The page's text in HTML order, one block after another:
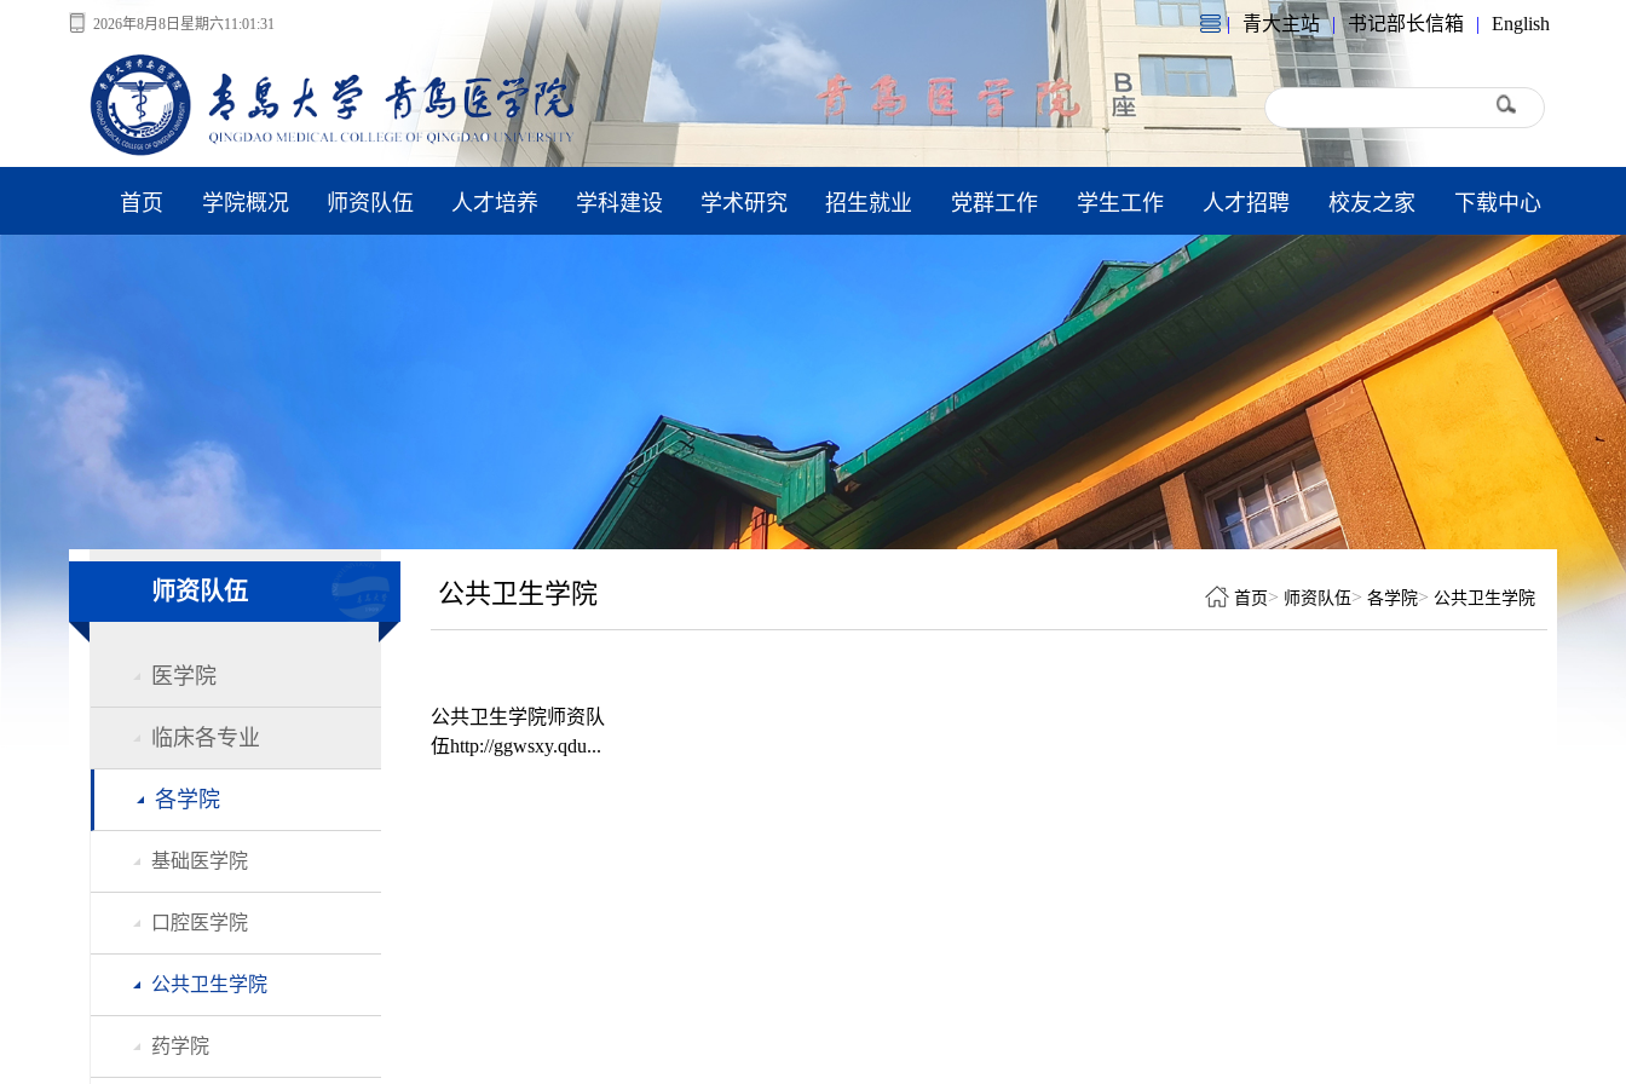
2026年8月8日星期六11:01:31 | 青大主站 | 书记部长信箱 | English
首页 学院概况 师资队伍 人才培养 学科建设 学术研究 招生就业 党群工作 学生工作 人才招聘 校友之家 下载中心
师资队伍
医学院
临床各专业
各学院
基础医学院
口腔医学院
公共卫生学院
药学院
公共卫生学院 首页 > 师资队伍> 各学院> 公共卫生学院
公共卫生学院师资队
伍http://ggwsxy.qdu...